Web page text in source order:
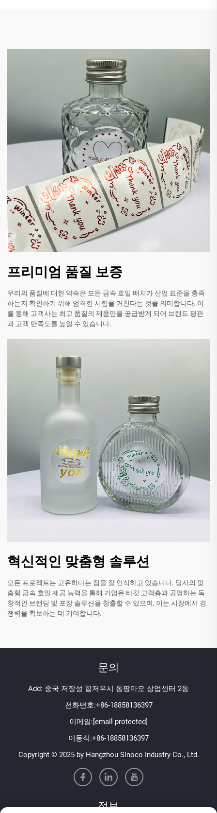
프리미엄 품질 보증
우리의 품질에 대한 약속은 모든 금속 호일 배치가 산업 표준을 충족
하는지 확인하기 위해 엄격한 시험을 거친다는 것을 의미합니다. 이
를 통해 고객사는 최고 품질의 제품만을 공급받게 되어 브랜드 평판
과 고객 만족도를 높일 수 있습니다.
혁신적인 맞춤형 솔루션
모든 프로젝트는 고유하다는 점을 잘 인식하고 있습니다. 당사의 맞
춤형 금속 호일 제공 능력을 통해 기업은 타깃 고객층과 공명하는 독
창적인 브랜딩 및 포장 솔루션을 창출할 수 있으며, 이는 시장에서 경
쟁력을 확보하는 데 기여합니다.
문의
Add: 중국 저장성 항저우시 동팡마오 상업센터 2동
전화번호:+86-18858136397
이메일:[email protected]
이동식:+86-18858136397
Copyright © 2025 by Hangzhou Sinoco Industry Co., Ltd.
정보